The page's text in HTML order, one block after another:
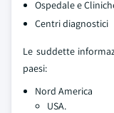
Ospedale e
Centri diagnostici
Le suddette
paesi:
Nord America
USA.